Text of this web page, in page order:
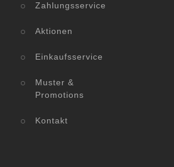
Zahlungsservice
Aktionen
Einkaufsservice
Muster &
Promotions
Kontakt